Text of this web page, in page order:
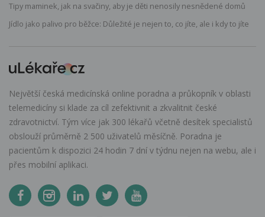
Tipy maminek, jak na svačiny, aby je děti nenosily nesnědené domů
Jídlo jako palivo pro běžce: Důležité je nejen to, co jíte, ale i kdy to jíte
Největší česká medicínská online poradna a průkopník v oblasti
telemedicíny si klade za cíl zefektivnit a zkvalitnit české
zdravotnictví. Tým více jak 300 lékařů včetně desítek specialistů
obslouží průměrně 2 500 uživatelů měsíčně. Poradna je
pacientům k dispozici 24 hodin 7 dní v týdnu nejen na webu, ale i
přes mobilní aplikaci.